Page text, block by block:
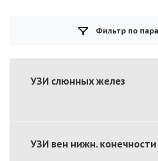
Фильтр по
УЗИ слюнных желез
УЗИ вен нижн. конечности